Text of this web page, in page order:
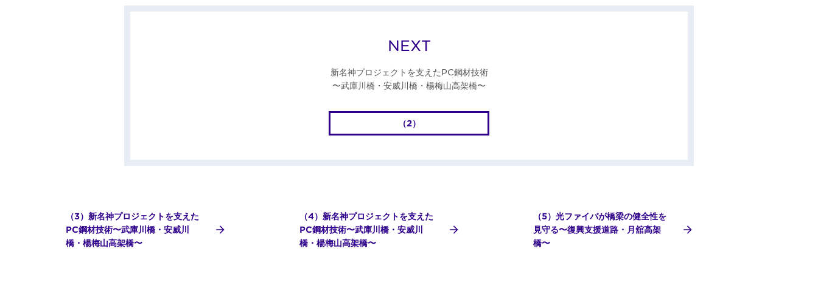
NEXT
新名神プロジェクトを支えたPC鋼材技術
〜武庫川橋・安威川橋・楊梅山高架橋〜
（2）
（3）新名神プロジェクトを支えた
PC鋼材技術〜武庫川橋・安威川
橋・楊梅山高架橋〜
（4）新名神プロジェクトを支えた
PC鋼材技術〜武庫川橋・安威川
橋・楊梅山高架橋〜
（5）光ファイバが橋梁の健全性を
見守る〜復興支援道路・月舘高架
橋〜